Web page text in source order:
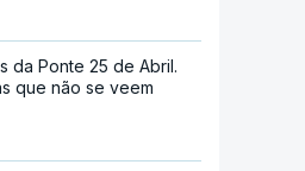
da Ponte 25 de Abril.
que não se veem